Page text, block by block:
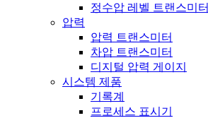
정수압 레벨 트랜스미터
압력
압력 트랜스미터
차압 트랜스미터
디지털 압력 게이지
시스템 제품
기록계
프로세스 표시기